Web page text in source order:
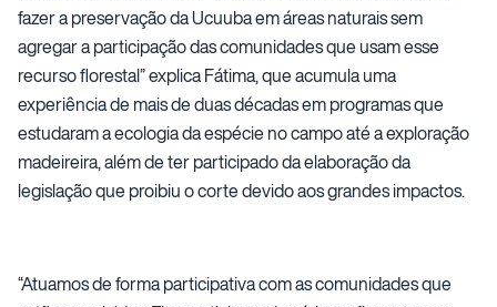
fazer a preservação da Ucuuba em áreas naturais sem
agregar a participação das comunidades que usam esse
recurso florestal” explica Fátima, que acumula uma
experiência de mais de duas décadas em programas que
estudaram a ecologia da espécie no campo até a exploração
madeireira, além de ter participado da elaboração da
legislação que proibiu o corte devido aos grandes impactos.
“Atuamos de forma participativa com as comunidades que